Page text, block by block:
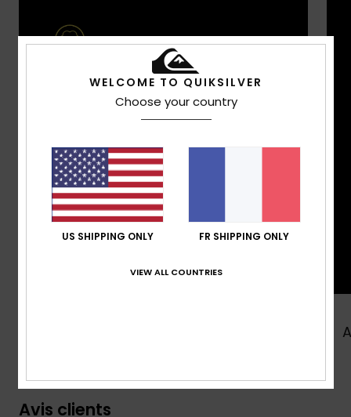
Avis clients
WELCOME TO QUIKSILVER
Choose your country
US SHIPPING ONLY FR SHIPPING ONLY
VIEW ALL COUNTRIES